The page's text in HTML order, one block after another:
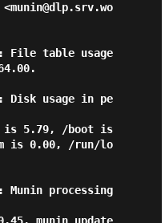
table usage
usage in pe
is 0.00, /run/lo
processing